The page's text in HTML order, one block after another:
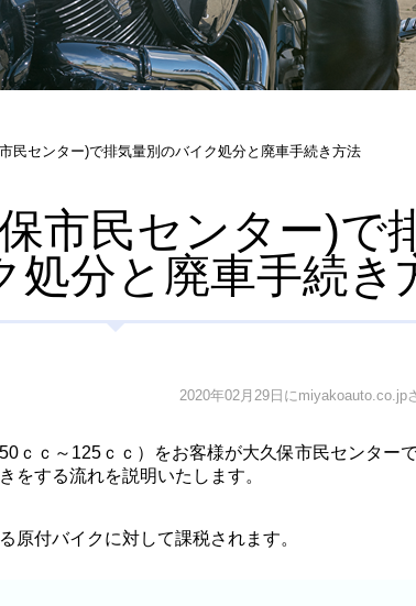
民センター)で排気量別のバイク処分と廃車手続き方法
市民センター)で
処分と廃車手続き
2020年02月29日にmiyakoauto.co.jp
ｃｃ～125ｃｃ）をお客様が大久保市民センター
をする流れを説明いたします。
原付バイクに対して課税されます。